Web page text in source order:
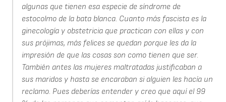
algunas que tienen esa especie de síndrome de
estocolmo de la bata blanca. Cuanto más fascista es la
ginecología y obstetricia que practican con ellas y con
sus prójimas, más felices se quedan porque les da la
impresión de que las cosas son como tienen que ser.
También antes las mujeres maltratadas justificaban a
sus maridos y hasta se encaraban si alguien les hacía un
reclamo. Pues deberías entender y creo que aquí el 99